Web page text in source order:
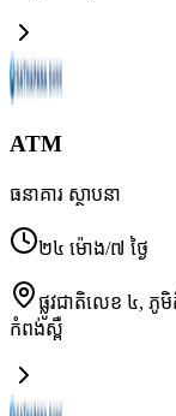
ATM
ធនាគារ ស្ថាបនា
២៤ ម៉ោង/៧ ថ្ងៃ
ផ្លូវជាតិលេខ ៤, ភូ
កំពង់ស្ពឺ